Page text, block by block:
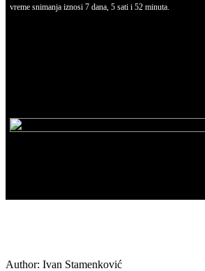
vreme snimanja iznosi 7 dana, 5 sati i 52 minuta.
Author: Ivan Stamenković